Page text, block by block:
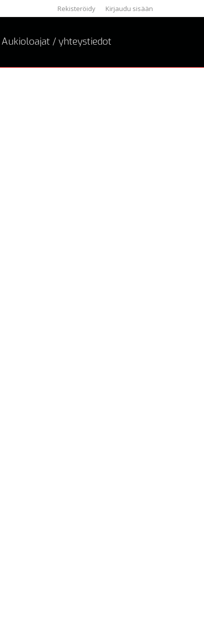
Rekisteröidy Kirjaudu sisään
Aukioloajat / yhteystiedot